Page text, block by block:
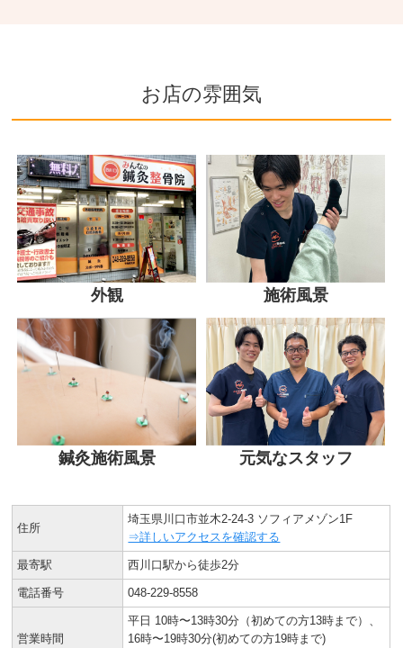
お店の雰囲気
外観 施術風景
鍼灸施術風景 元気なスタッフ
住所
埼玉県川口市並木2-24-3 ソフィアメゾン1F
⇒詳しいアクセスを確認する
最寄駅 西川口駅から徒歩2分
電話番号 048-229-8558
営業時間
平日 10時〜13時30分（初めての方13時まで）、
16時〜19時30分(初めての方19時まで)